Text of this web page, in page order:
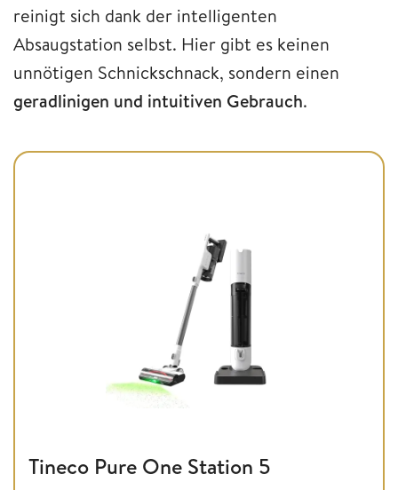
reinigt sich dank der intelligenten
Absaugstation selbst. Hier gibt es keinen
unnötigen Schnickschnack, sondern einen
geradlinigen und intuitiven Gebrauch.
Tineco Pure One Station 5